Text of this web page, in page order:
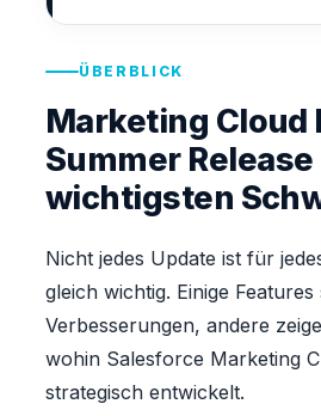
ÜBERBLICK
Marketing Cloud
Summer Release
wichtigsten
Nicht jedes Update ist für
gleich wichtig. Einige
Verbesserungen, andere
wohin Salesforce Marketing
strategisch entwickelt.